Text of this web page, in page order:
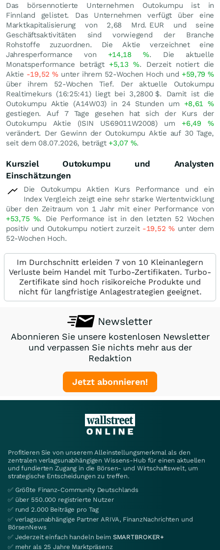
Das börsennotierte Unternehmen Outokumpu ist in
Finnland gelistet. Das Unternehmen verfügt über eine
Marktkapitalisierung von 2,68 Mrd. EUR und seine
Geschäftsaktivitäten sind vorwiegend der Branche
Rohstoffe zuzuordnen. Die Aktie verzeichnet eine
Jahresperformance von +14,18%. Die aktuelle
Monatsperformance beträgt +5,13%. Derzeit notiert die
Aktie -19,52%unter ihrem 52-Wochen Hoch und +59,79%
über ihrem 52-Wochen Tief. Der aktuelle Outokumpu
Realtimekurs (16:25:41) liegt bei 3,2800 $. Damit ist die
Outokumpu Aktie (A14W03) in 24 Stunden um +8,61%
gestiegen. Auf 7 Tage gesehen hat sich der Kurs der
Outokumpu Aktie (ISIN US69011W2008) um +6,49%
verändert. Der Gewinn der Outokumpu Aktie auf 30 Tage,
seit dem 08.07.2026, beträgt +3,07 %.
Kursziel Outokumpu und Analysten
Einschätzungen
Die Outokumpu Aktien Kurs Performance und ein
Index Vergleich zeigt eine sehr starke Wertentwicklung
über den Zeitraum von 1 Jahr mit einer Performance von
+53,75 %. Die Performance ist in den letzten 52 Wochen
positiv und Outokumpu notiert zurzeit -19,52%unter dem
52-Wochen Hoch.
Im Durchschnitt erleiden 7 von 10 Kleinanlegern
Verluste beim Handel mit Turbo-Zertifikaten. Turbo-
Zertifikate sind hoch risikoreiche Produkte und
nicht für langfristige Anlagestrategien geeignet.
Newsletter
Abonnieren Sie unsere kostenlosen Newsletter
und verpassen Sie nichts mehr aus der
Redaktion
Jetzt abonnieren!
Profitieren Sie von unserem Alleinstellungsmerkmal als den
zentralen verlagsunabhängigen Wissens-Hub für einen aktuellen
und fundierten Zugang in die Börsen- und Wirtschaftswelt, um
strategische Entscheidungen zu treffen.
✅ Größte Finanz-Community Deutschlands
✅ über 550.000 registrierte Nutzer
✅ rund 2.000 Beiträge pro Tag
✅ verlagsunabhängige Partner ARIVA, FinanzNachrichten und
BörsenNews
✅ Jederzeit einfach handeln beim SMARTBROKER+
✅ mehr als 25 Jahre Marktpräsenz